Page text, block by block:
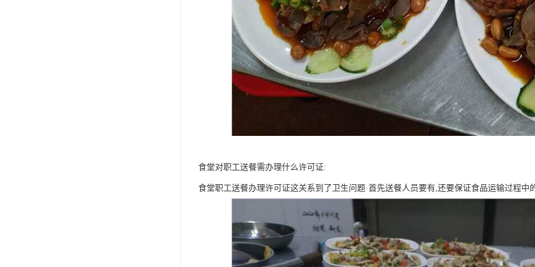
食堂对职工送餐需办理什么许可证:
食堂职工送餐办理许可证这关系到了卫生问题·首先送餐人员要有,还要保证食品运输过程中